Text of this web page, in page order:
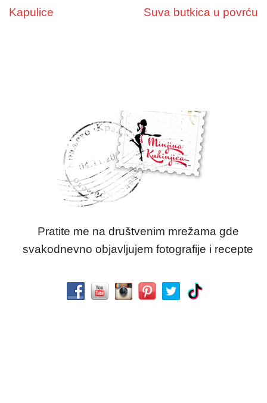
Kapulice Suva butkica u povrću
Pratite me na društvenim mrežama gde
svakodnevno objavljujem fotografije i recepte